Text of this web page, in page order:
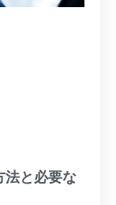
法と必要な